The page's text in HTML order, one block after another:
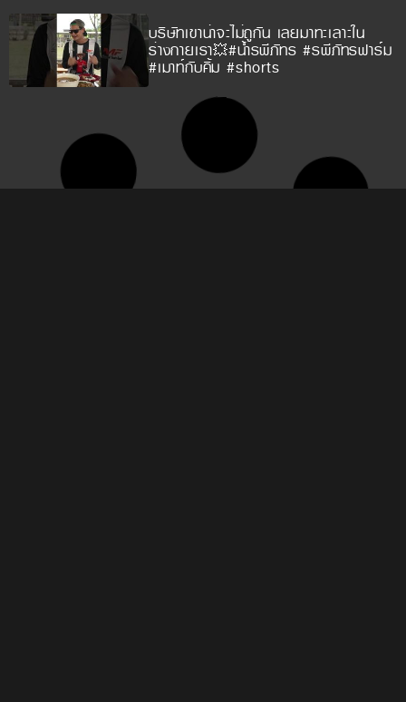
บริษัทเขาน่าจะไม่ถูกัน เลยมาทะเลาะใน
ร่างกายเรา💥#น้ำรพีภัทร #รพีภัทรฟาร์ม
#เมาท์กับคิ้ม #shorts